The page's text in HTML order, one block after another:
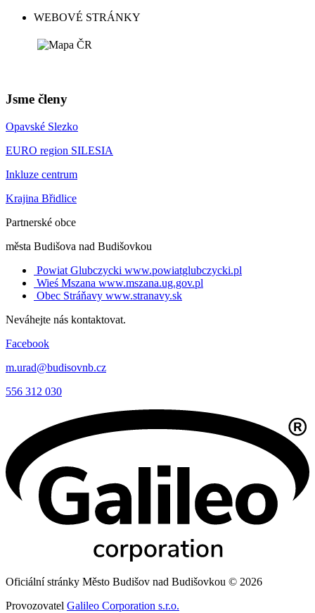
WEBOVÉ STRÁNKY
Jsme členy
Opavské Slezko
EURO region SILESIA
Inkluze centrum
Krajina Břidlice
Partnerské obce
města Budišova nad Budišovkou
Powiat Glubczycki www.powiatglubczycki.pl
Wieś Mszana www.mszana.ug.gov.pl
Obec Stráňavy www.stranavy.sk
Neváhejte nás kontaktovat.
Facebook
m.urad@budisovnb.cz
556 312 030
Oficiální stránky Město Budišov nad Budišovkou © 2026
Provozovatel Galileo Corporation s.r.o.